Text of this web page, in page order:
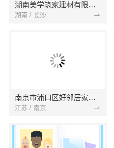
湖南美学筑家建材有限公司
湖南 / 长沙
南京市浦口区好邻居家政服务中心
江苏 / 南京